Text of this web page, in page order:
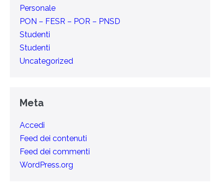
Personale
PON – FESR – POR – PNSD
Studenti
Studenti
Uncategorized
Meta
Accedi
Feed dei contenuti
Feed dei commenti
WordPress.org